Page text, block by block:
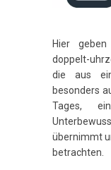
Hier
doppelt-
die aus
besonders
Tages,
übernimmt
betrachten.